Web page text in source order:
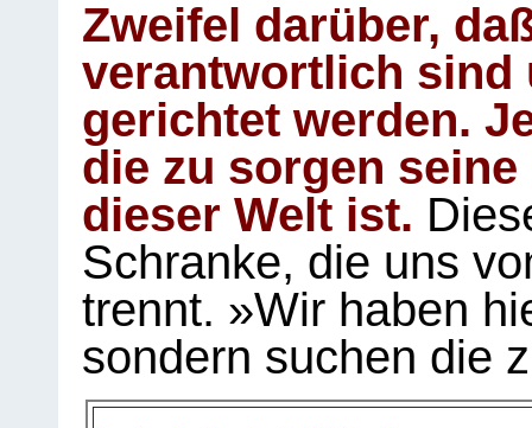
Zweifel darüber,
verantwortlich sind
gerichtet werden.
die zu sorgen
dieser Welt ist.
Schranke, die uns
trennt. »Wir haben
sondern suchen die